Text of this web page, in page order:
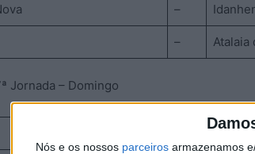
Nós e os nossos parceiros armazenamos
–
– Atalaia
Jornada – Domingo
FC Oliv. Hospital